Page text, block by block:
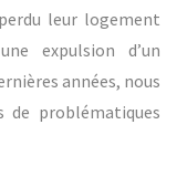
leur logement
expulsion d’un
années, nous
de problématiques